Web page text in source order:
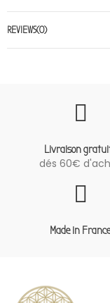
REVIEWS(0)
Livraison
dés 60€
Made in France